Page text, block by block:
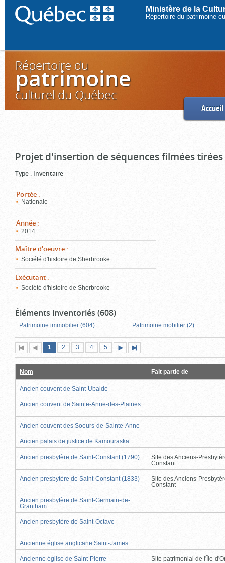
Ministère de la
Répertoire du patrimoine
Répertoire du
patrimoine
culturel du Québec
Accueil
Projet d'insertion de séquences filmées
Type : Inventaire
Portée :
Nationale
Année :
2014
Maître d'oeuvre :
Société d'histoire de Sherbrooke
Exécutant :
Société d'histoire de Sherbrooke
Éléments inventoriés (608)
Patrimoine immobilier (604) Patrimoine mobilier (2)
Première
page
Page
précédente
Page
1 (page
actuelle)
Page
2 Page
3 Page
4 Page
5
suivante
page
Nom Fait partie de
Ancien couvent de Saint-Ubalde
Ancien couvent de Sainte-Anne-des-Plaines
Ancien couvent des Soeurs-de-Sainte-Anne
Ancien palais de justice de Kamouraska
Ancien presbytère de Saint-Constant (1790)
Site des Anciens-
Constant
Ancien presbytère de Saint-Constant (1833)
Site des Anciens-
Constant
Ancien presbytère de Saint-Germain-de-
Grantham
Ancien presbytère de Saint-Octave
Ancienne église anglicane Saint-James
Ancienne église de Saint-Pierre Site patrimonial de l'Île-